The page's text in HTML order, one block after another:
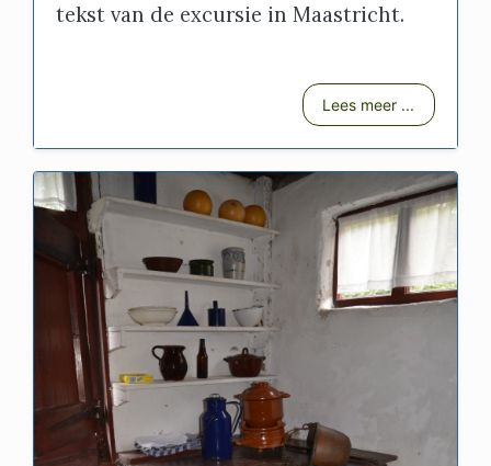
tekst van de excursie in Maastricht.
Lees meer ...